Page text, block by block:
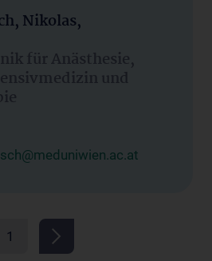
Nikolas,
für Anästhesie,
und
1